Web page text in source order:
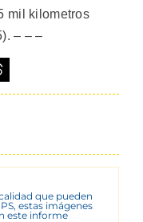
mil kilometros
– – –
que pueden
estas imágenes
este informe